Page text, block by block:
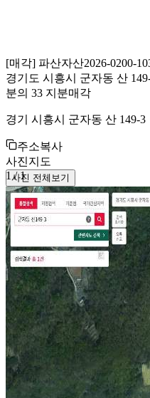
[매각] 파산자산2026-0200-
경기도 시흥시 군자동 산
분의 33 지분매각
경기 시흥시 군자동 산 149-3
주소복사
사진지도
1 /1
사진 전체보기